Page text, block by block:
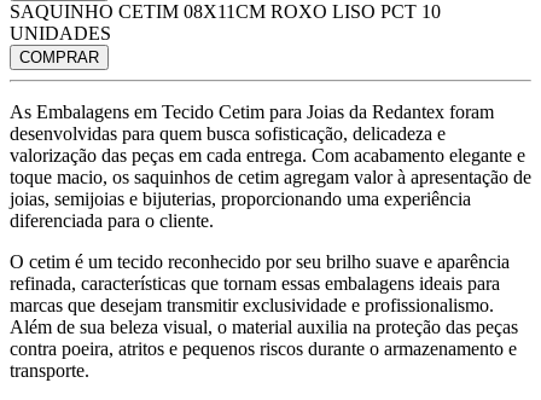
SAQUINHO CETIM 08X11CM ROXO LISO PCT 10
UNIDADES
COMPRAR
As Embalagens em Tecido Cetim para Joias da Redantex foram
desenvolvidas para quem busca sofisticação, delicadeza e
valorização das peças em cada entrega. Com acabamento elegante e
toque macio, os saquinhos de cetim agregam valor à apresentação de
joias, semijoias e bijuterias, proporcionando uma experiência
diferenciada para o cliente.
O cetim é um tecido reconhecido por seu brilho suave e aparência
refinada, características que tornam essas embalagens ideais para
marcas que desejam transmitir exclusividade e profissionalismo.
Além de sua beleza visual, o material auxilia na proteção das peças
contra poeira, atritos e pequenos riscos durante o armazenamento e
transporte.